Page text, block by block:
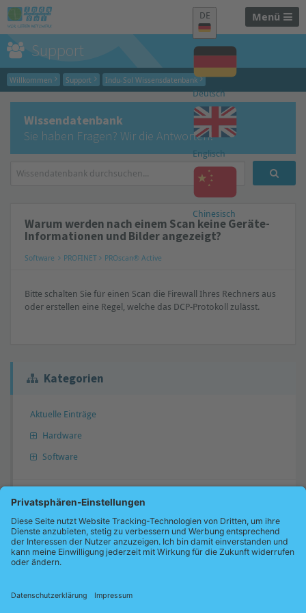
Menü
DE
Deutsch
Englisch
Chinesisch
Support
Willkommen Support Indu-Sol Wissensdatenbank
Wissendatenbank
Sie haben Fragen? Wir die Antworten!
Warum werden nach einem Scan keine Geräte-
Informationen und Bilder angezeigt?
Software PROFINET PROscan® Active
Bitte schalten Sie für einen Scan die Firewall Ihres Rechners aus
oder erstellen eine Regel, welche das DCP-Protokoll zulässt.
Kategorien
Aktuelle Einträge
Hardware
Software
Antwort nicht gefunden?
Gerne können Sie uns Ihre Frage übermitteln. Wir werden diese dann
gegebenenfalls in unsere Wissensdatenbank übernehmen und Sie
benachrichtigen.